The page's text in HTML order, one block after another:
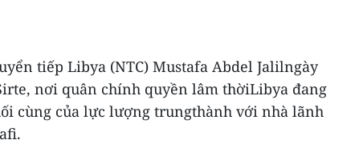
tiếp Libya (NTC) Mustafa Abdel Jalilngày
nơi quân chính quyền lâm thờiLibya đang
cùng của lực lượng trungthành với nhà lãnh